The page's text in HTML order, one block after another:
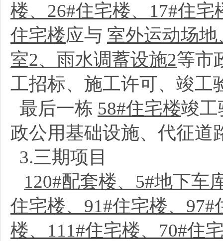
楼、26#住宅楼、17#住宅
住宅楼应与 室外运动场
室2、雨水调蓄设施2等市
工招标、施工许可、竣工
最后一栋 58#住宅楼竣工
政公用基础设施、代征道
3.三期项目
120#配套楼、5#地下车
住宅楼、91#住宅楼、
楼、111#住宅楼、70#住